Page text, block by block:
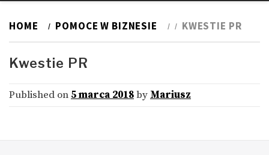
HOME POMOCE W BIZNESIE KWESTIE PR
Kwestie PR
Published on 5 marca 2018by Mariusz